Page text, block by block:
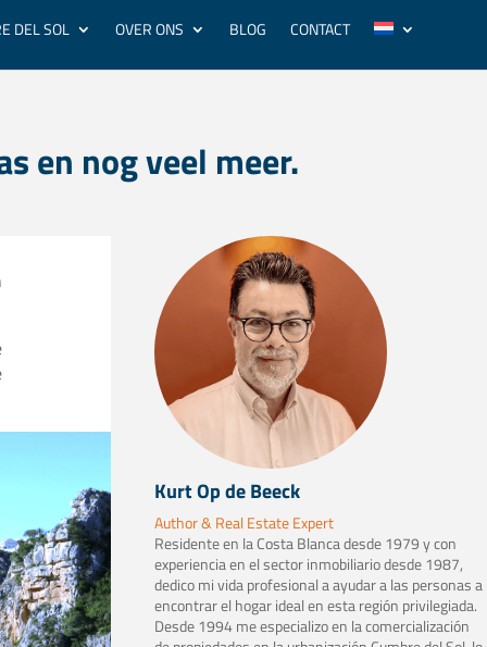
DEL SOL OVER ONS BLOG CONTACT
en nog veel meer.
Kurt Op de Beeck
Author & Real Estate Expert
Residente en la Costa Blanca desde 1979 y con
experiencia en el sector inmobiliario desde 1987,
dedico mi vida profesional a ayudar a las personas a
encontrar el hogar ideal en esta región privilegiada.
Desde 1994 me especializo en la comercialización